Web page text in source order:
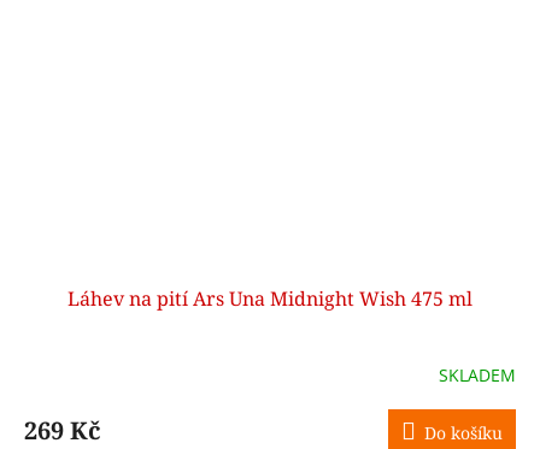
Láhev na pití Ars Una Midnight Wish 475 ml
SKLADEM
269 Kč Do košíku